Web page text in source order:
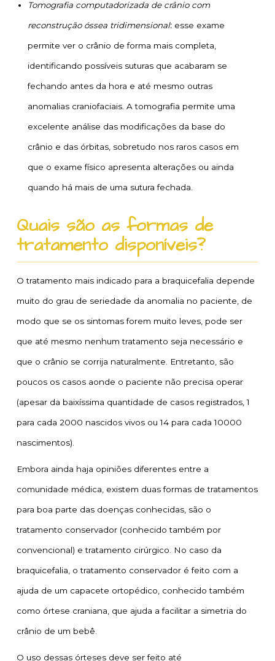
Tomografia computadorizada de crânio com
reconstrução óssea tridimensional: esse exame
permite ver o crânio de forma mais completa,
identificando possíveis suturas que acabaram se
fechando antes da hora e até mesmo outras
anomalias craniofaciais. A tomografia permite uma
excelente análise das modificações da base do
crânio e das órbitas, sobretudo nos raros casos em
que o exame físico apresenta alterações ou ainda
quando há mais de uma sutura fechada.
Quais são as formas de
tratamento disponíveis?
O tratamento mais indicado para a braquicefalia depende
muito do grau de seriedade da anomalia no paciente, de
modo que se os sintomas forem muito leves, pode ser
que até mesmo nenhum tratamento seja necessário e
que o crânio se corrija naturalmente. Entretanto, são
poucos os casos aonde o paciente não precisa operar
(apesar da baixíssima quantidade de casos registrados, 1
para cada 2000 nascidos vivos ou 14 para cada 10000
nascimentos).
Embora ainda haja opiniões diferentes entre a
comunidade médica, existem duas formas de tratamentos
para boa parte das doenças conhecidas, são o
tratamento conservador (conhecido também por
convencional) e tratamento cirúrgico. No caso da
braquicefalia, o tratamento conservador é feito com a
ajuda de um capacete ortopédico, conhecido também
como órtese craniana, que ajuda a facilitar a simetria do
crânio de um bebê.
O uso dessas órteses deve ser feito até